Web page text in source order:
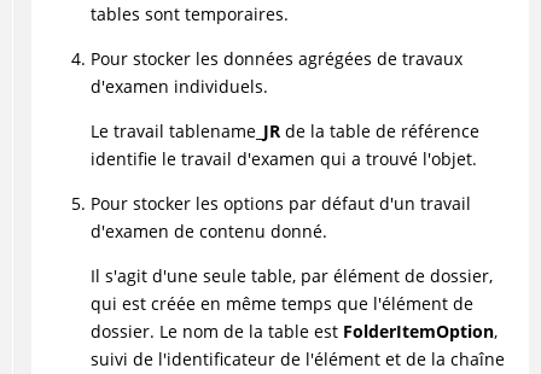
tables sont temporaires.
Pour stocker les données agrégées de travaux
d'examen individuels.
Le travail tablename_ JRde la table de référence
identifie le travail d'examen qui a trouvé l'objet.
Pour stocker les options par défaut d'un travail
d'examen de contenu donné.
Il s'agit d'une seule table, par élément de dossier,
qui est créée en même temps que l'élément de
dossier. Le nom de la table est FolderItemOption,
suivi de l'identificateur de l'élément et de la chaîne